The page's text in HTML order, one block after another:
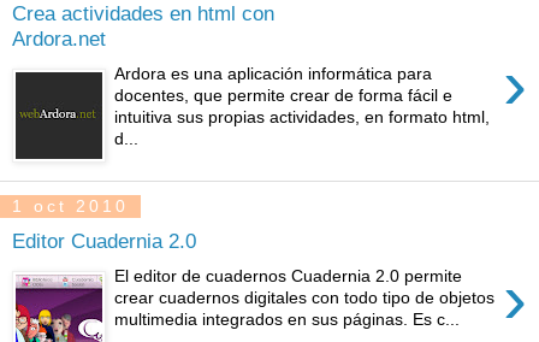
Crea actividades en html con
Ardora.net
›
Ardora es una aplicación informática para
docentes, que permite crear de forma fácil e
intuitiva sus propias actividades, en formato html,
d...
1 oct 2010
Editor Cuadernia 2.0
›
El editor de cuadernos Cuadernia 2.0 permite
crear cuadernos digitales con todo tipo de objetos
multimedia integrados en sus páginas. Es c...